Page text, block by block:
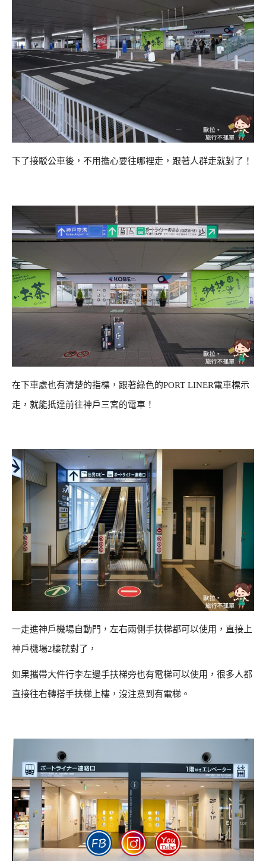
下了接駁公車後，不用擔心要往哪裡走，跟著人群走就對了！
在下車處也有清楚的指標，跟著綠色的PORT LINER電車標示
走，就能抵達前往神戶三宮的電車！
一走進神戶機場自動門，左右兩側手扶梯都可以使用，直接上
神戶機場2樓就對了，
如果攜帶大件行李左邊手扶梯旁也有電梯可以使用，很多人都
直接往右轉搭手扶梯上樓，沒注意到有電梯。